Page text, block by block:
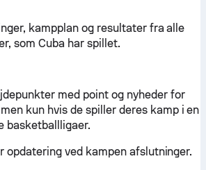
kampplan og resultater fra alle
som Cuba har spillet.
med point og nyheder for
kun hvis de spiller deres kamp i en
basketballligaer.
opdatering ved kampen afslutninger.